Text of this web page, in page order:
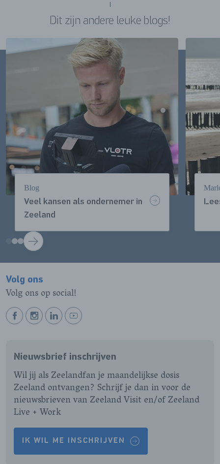
Dit zijn andere leuke blogs!
Veel kansen als ondernemer in
Zeeland
Blog
VOLGENDE
Volg ons
Volg ons op social!
BEKIJK
PAGINA
BEKIJK
PAGINA
BEKIJK
PAGINA
BEKIJK
PAGINA
Nieuwsbrief inschrijven
Wil jij als Zeelandfan je maandelijkse dosis
Zeeland ontvangen? Schrijf je dan in voor de
nieuwsbrieven van Zeeland Visit en/of Zeeland
Live + Work
IK WIL ME INSCHRIJVEN